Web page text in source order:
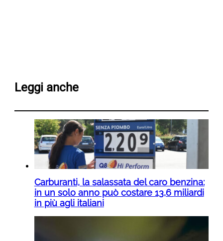
Leggi anche
Carburanti, la salassata del caro benzina:
in un solo anno può costare 13,6 miliardi
in più agli italiani